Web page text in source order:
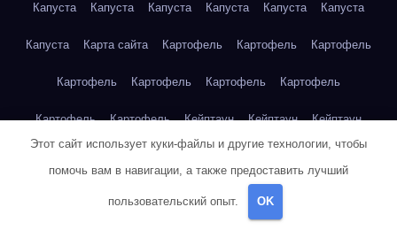
Капуста Капуста Капуста Капуста Капуста Капуста
Капуста Карта сайта Картофель Картофель Картофель
Картофель Картофель Картофель Картофель
Картофель Картофель Кейптаун Кейптаун Кейптаун
Кейптаун Кейптаун
Этот сайт использует куки-файлы и другие технологии, чтобы
помочь вам в навигации, а также предоставить лучший
пользовательский опыт. OK